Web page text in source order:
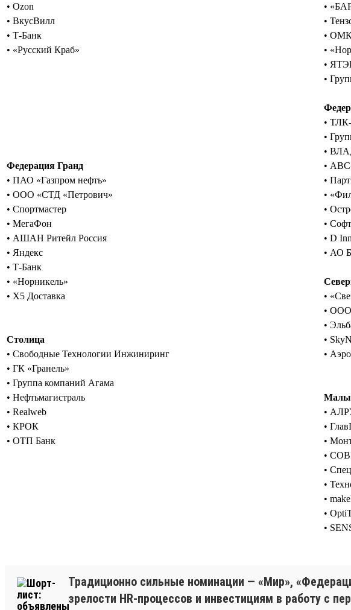
• Ozon
• ВкусВилл
• Т-Банк
• «Русский Краб»
Федерация Гранд
• ПАО «Газпром нефть»
• ООО «СТД «Петрович»
• Спортмастер
• МегаФон
• АШАН Ритейл Россия
• Яндекс
• Т-Банк
• «Норникель»
• Х5 Доставка
Столица
• Свободные Технологии Инжиниринг
• ГК «Гранель»
• Группа компаний Агама
• Нефтьмагистраль
• Realweb
• КРОК
• ОТП Банк
•
•
•
•
•
•
•
•
•
•
•
•
•
•
• D
• АО
•
• ООО
•
•
•
•
•
•
•
•
•
•
•
•
Традиционно сильные номинации — «Мир»,
зрелости HR-процессов и инвестициям в работу с